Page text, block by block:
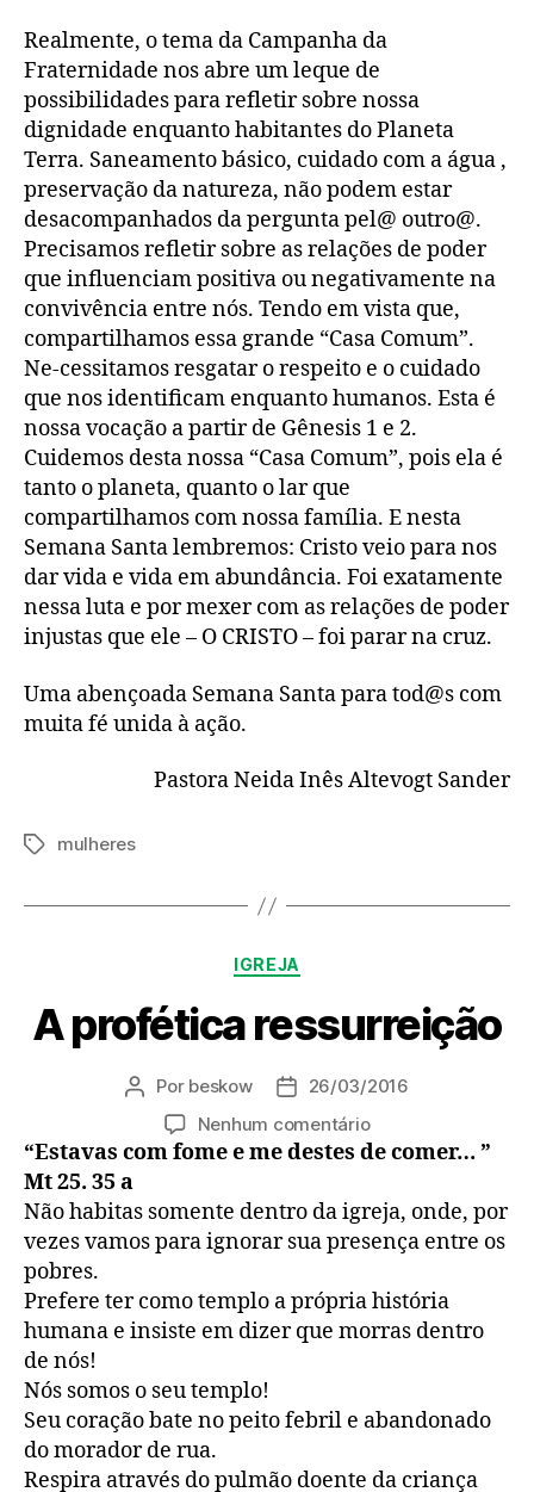
Realmente, o tema da Campanha da
Fraternidade nos abre um leque de
possibilidades para refletir sobre nossa
dignidade enquanto habitantes do Planeta
Terra. Saneamento básico, cuidado com a água ,
preservação da natureza, não podem estar
desacompanhados da pergunta pel@ outro@.
Precisamos refletir sobre as relações de poder
que influenciam positiva ou negativamente na
convivência entre nós. Tendo em vista que,
compartilhamos essa grande “Casa Comum”.
Ne-cessitamos resgatar o respeito e o cuidado
que nos identificam enquanto humanos. Esta é
nossa vocação a partir de Gênesis 1 e 2.
Cuidemos desta nossa “Casa Comum”, pois ela é
tanto o planeta, quanto o lar que
compartilhamos com nossa família. E nesta
Semana Santa lembremos: Cristo veio para nos
dar vida e vida em abundância. Foi exatamente
nessa luta e por mexer com as relações de poder
injustas que ele – O CRISTO – foi parar na cruz.
Uma abençoada Semana Santa para tod@s com
muita fé unida à ação.
Pastora Neida Inês Altevogt Sander
Tagsmulheres
Categorias
IGREJA
A profética ressurreição
Autor
post
Por beskow
Data
publicação
26/03/2016
Nenhum comentárioem
A
ressurreição
“Estavas com fome e me destes de comer… ”
Mt 25. 35 a
Não habitas somente dentro da igreja, onde, por
vezes vamos para ignorar sua presença entre os
pobres.
Prefere ter como templo a própria história
humana e insiste em dizer que morras dentro
de nós!
Nós somos o seu templo!
Seu coração bate no peito febril e abandonado
do morador de rua.
Respira através do pulmão doente da criança